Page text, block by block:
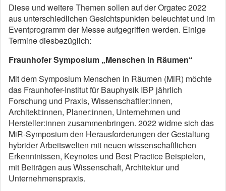
Diese und weitere Themen sollen auf der Orgatec 2022
aus unterschiedlichen Gesichtspunkten beleuchtet und im
Eventprogramm der Messe aufgegriffen werden. Einige
Termine diesbezüglich:
Fraunhofer Symposium „Menschen in Räumen“
Mit dem Symposium Menschen in Räumen (MiR) möchte
das Fraunhofer-Institut für Bauphysik IBP jährlich
Forschung und Praxis, Wissenschaftler:innen,
Architekt:innen, Planer:innen, Unternehmen und
Hersteller:innen zusammenbringen. 2022 widme sich das
MiR-Symposium den Herausforderungen der Gestaltung
hybrider Arbeitswelten mit neuen wissenschaftlichen
Erkenntnissen, Keynotes und Best Practice Beispielen,
mit Beiträgen aus Wissenschaft, Architektur und
Unternehmenspraxis.